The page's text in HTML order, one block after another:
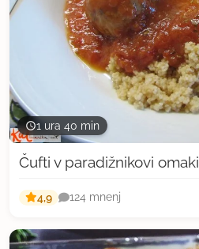
1 ura 40 min
Čufti v paradižnikovi omaki
4,9 124 mnenj